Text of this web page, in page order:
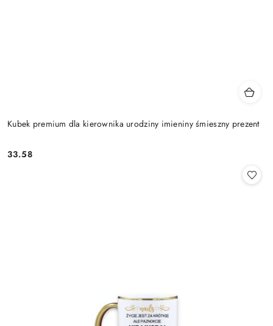
Kubek premium dla kierownika urodziny imieniny śmieszny prezent
Cena:
33.58